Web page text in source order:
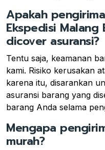
Apakah
Ekspedisi
dicover asuransi?
Tentu saja, keamanan
kami. Risiko kerusakan
karena itu, disarankan
asuransi barang yang
barang Anda selama
Mengapa
murah?